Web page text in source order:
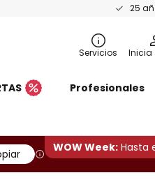
25
Servicios Inicia
Profesionales
WOW Week: Hasta